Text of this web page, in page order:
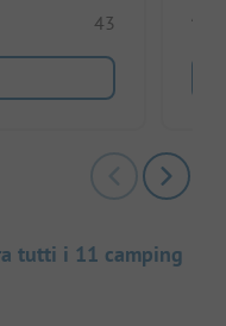
43
tutti i 11 camping